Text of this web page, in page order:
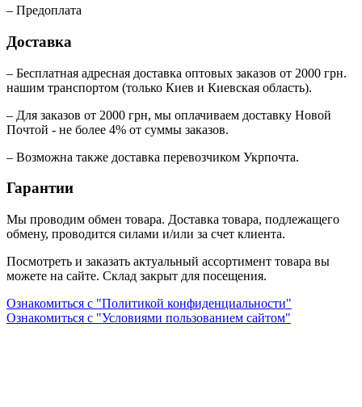
– Предоплата
Доставка
– Бесплатная адресная доставка оптовых заказов от 2000 грн.
нашим транспортом (только Киев и Киевская область).
– Для заказов от 2000 грн, мы оплачиваем доставку Новой
Почтой - не более 4% от суммы заказов.
– Возможна также доставка перевозчиком Укрпочта.
Гарантии
Мы проводим обмен товара. Доставка товара, подлежащего
обмену, проводится силами и/или за счет клиента.
Посмотреть и заказать актуальный ассортимент товара вы
можете на сайте. Склад закрыт для посещения.
Ознакомиться с "Политикой конфиденциальности"
Ознакомиться с "Условиями пользованием сайтом"